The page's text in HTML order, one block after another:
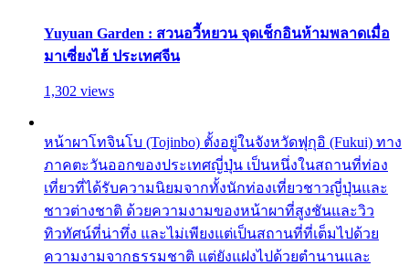
Yuyuan Garden : สวนอวี้หยวน จุดเช็กอินห้ามพลาดเมื่อ
มาเซี่ยงไฮ้ ประเทศจีน
1,302 views
หน้าผาโทจินโบ (Tojinbo) ตั้งอยู่ในจังหวัดฟุกุอิ (Fukui) ทาง
ภาคตะวันออกของประเทศญี่ปุ่น เป็นหนึ่งในสถานที่ท่อง
เที่ยวที่ได้รับความนิยมจากทั้งนักท่องเที่ยวชาวญี่ปุ่นและ
ชาวต่างชาติ ด้วยความงามของหน้าผาที่สูงชันและวิว
ทิวทัศน์ที่น่าทึ่ง และไม่เพียงแต่เป็นสถานที่ที่เต็มไปด้วย
ความงามจากธรรมชาติ แต่ยังแฝงไปด้วยตำนานและ